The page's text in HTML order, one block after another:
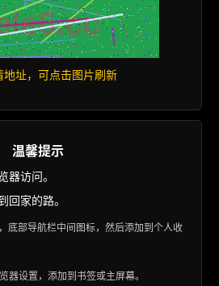
地址，可点击图片刷新
温馨提示
器访问。
回家的路。
底部导航栏中间图标，然后添加到个人收
器设置，添加到书签或主屏幕。